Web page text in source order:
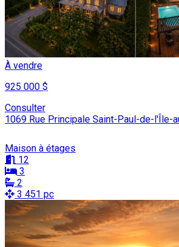
À vendre
925 000 $
Consulter
1069 Rue Principale Saint-Paul-de-l'Île-
Maison à étages
12
3
2
3 451 pc